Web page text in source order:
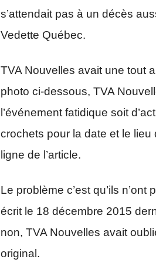
s’attendait pas à un décès
Vedette Québec.
TVA Nouvelles avait une tout
photo ci-dessous, TVA
l’événement fatidique soit
crochets pour la date et le
ligne de l’article.
Le problème c’est qu’ils
écrit le 18 décembre 2015
non, TVA Nouvelles avait
original.